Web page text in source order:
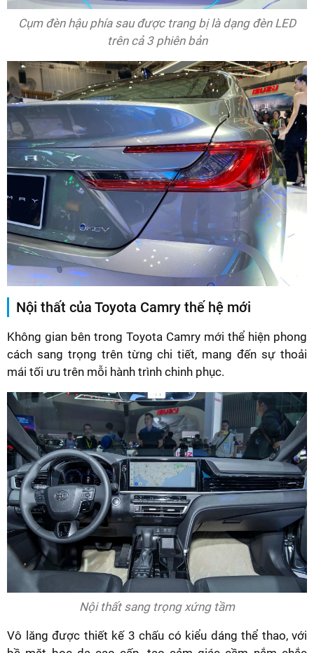
Cụm đèn hậu phía sau được trang bị là dạng đèn LED
trên cả 3 phiên bản
Nội thất của Toyota Camry thế hệ mới
Không gian bên trong Toyota Camry mới thể hiện phong
cách sang trọng trên từng chi tiết, mang đến sự thoải
mái tối ưu trên mỗi hành trình chinh phục.
Nội thất sang trọng xứng tầm
Vô lăng được thiết kế 3 chấu có kiểu dáng thể thao, với